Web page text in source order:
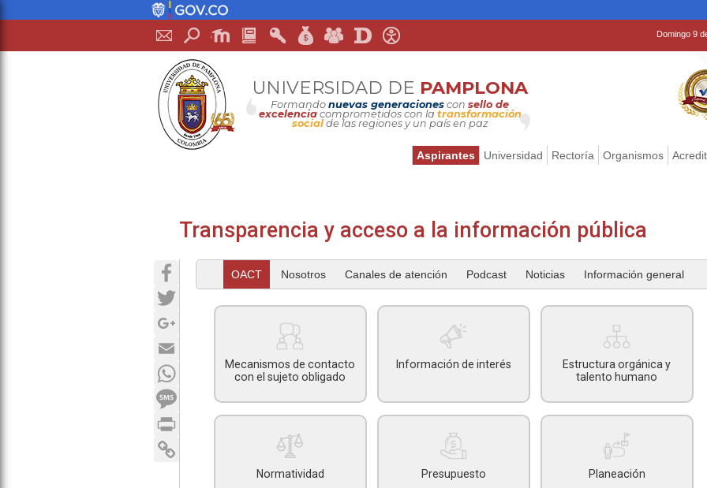
Domingo 9
UNIVERSIDAD DE PAMPLONA
Formando nuevas generaciones con sello de
excelenciacomprometidos con la transformación
socialde las regiones y un país en paz
Aspirantes Universidad Rectoría Organismos
Twitter
WhatsApp
Transparencia y acceso a la información pública
OACT Nosotros Canales de atención Podcast Noticias Información general
Mecanismos de contacto
con el sujeto obligado
Información de interés
Estructura orgánica y
talento humano
Normatividad Presupuesto Planeación